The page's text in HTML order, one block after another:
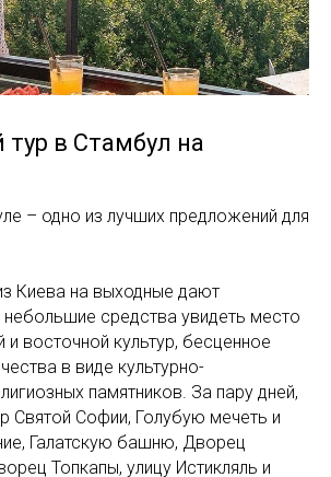
в Стамбул на
– одно из лучших предложений для
Киева на выходные дают
средства увидеть место
и восточной культур, бесценное
в виде культурно-
памятников. За пару дней,
Святой Софии, Голубую мечеть и
Галатскую башню, Дворец
Топкапы, улицу Истикляль и